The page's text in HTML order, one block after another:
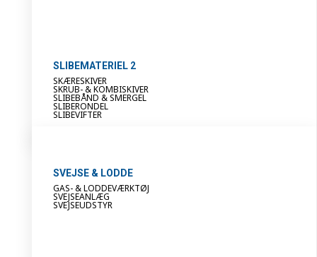
SLIBEMATERIEL 2
SKÆRESKIVER
SKRUB- & KOMBISKIVER
SLIBEBÅND & SMERGEL
SLIBERONDEL
SLIBEVIFTER
SVEJSE & LODDE
GAS- & LODDEVÆRKTØJ
SVEJSEANLÆG
SVEJSEUDSTYR